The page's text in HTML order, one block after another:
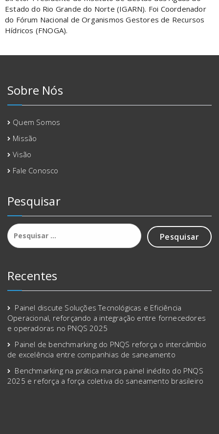
Estado do Rio Grande do Norte (IGARN). Foi Coordenador
do Fórum Nacional de Organismos Gestores de Recursos
Hídricos (FNOGA).
Sobre Nós
Quem Somos
Missão
Visão
Fale Conosco
Pesquisar
Recentes
Painel discute Soluções Tecnológicas e Eficiência
Operacional, reforçando a integração entre fornecedores
e operadoras no PNQS 2025
Painel de benchmarking do PNQS reforça o intercâmbio
de excelência entre companhias de saneamento
Benchmarking na prática marca painel inédito do PNQS
2025 e reforça a força coletiva do saneamento brasileiro